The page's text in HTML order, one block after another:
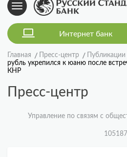
Toggle
navigation
Интернет банк
Главная Пресс-центр
рубль укрепился к юаню после
КНР
Пресс-центр
Управление по связям с